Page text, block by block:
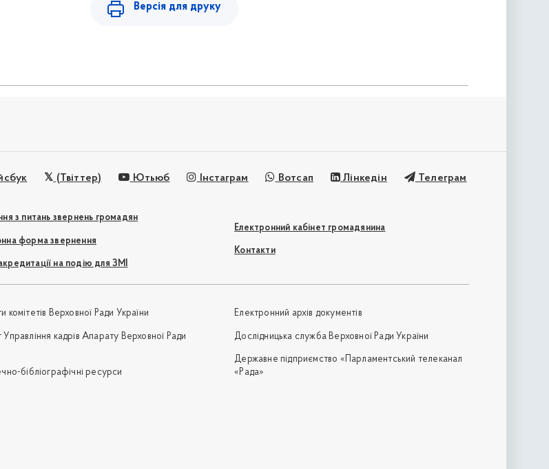
Версія для друку
(Твіттер) Ютьюб Інстаграм Вотсап Лінкедін Телеграм
з питань звернень громадян
форма звернення
на подію для ЗМІ
Електронний кабінет громадянина
Контакти
комітетів Верховної Ради України
Управління кадрів Апарату Верховної Ради
бібліографічні ресурси
Електронний архів документів
Дослідницька служба Верховної Ради України
Державне підприємство «Парламентський телеканал
«Рада»